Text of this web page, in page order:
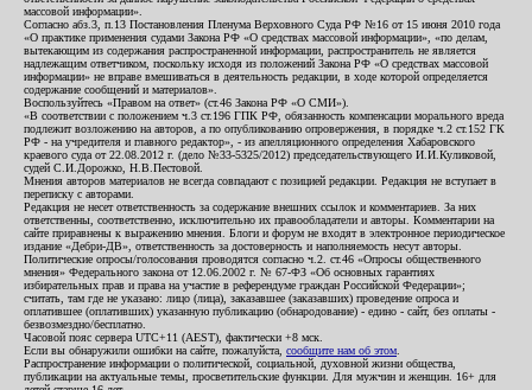
массовой информации».
Согласно абз.3, п.13 Постановления Пленума Верховного Суда РФ №16 от 15 июня 2010 года
«О практике применения судами Закона РФ «О средствах массовой информации», «по делам,
вытекающим из содержания распространенной информации, распространитель не является
надлежащим ответчиком, поскольку исходя из положений Закона РФ «О средствах массовой
информации» не вправе вмешиваться в деятельность редакции, в ходе которой определяется
содержание сообщений и материалов».
Воспользуйтесь «Правом на ответ» (ст.46 Закона РФ «О СМИ»).
«В соответствии с положением ч.3 ст.196 ГПК РФ, обязанность компенсации морального вреда
подлежит возложению на авторов, а по опубликованию опровержения, в порядке ч.2 ст.152 ГК
РФ - на учредителя и главного редактор», - из апелляционного определения Хабаровского
краевого суда от 22.08.2012 г. (дело №33-5325/2012) председательствующего И.И.Куликовой,
судей С.И.Дорожко, Н.В.Пестовой.
Мнения авторов материалов не всегда совпадают с позицией редакции. Редакция не вступает в
переписку с авторами.
Редакция не несет ответственность за содержание внешних ссылок и комментариев. За них
ответственны, соответственно, исключительно их правообладатели и авторы. Комментарии на
сайте приравнены к выражению мнения. Блоги и форум не входят в электронное периодическое
издание «Дебри-ДВ», ответственность за достоверность и наполняемость несут авторы.
Политические опросы/голосования проводятся согласно ч.2. ст.46 «Опросы общественного
мнения» Федерального закона от 12.06.2002 г. № 67-ФЗ «Об основных гарантиях
избирательных прав и права на участие в референдуме граждан Российской Федерации»;
считать, там где не указано: лицо (лица), заказавшее (заказавших) проведение опроса и
оплатившее (оплативших) указанную публикацию (обнародование) - едино - сайт, без оплаты -
безвозмездно/бесплатно.
Часовой пояс сервера UTC+11 (AEST), фактически +8 мск.
Если вы обнаружили ошибки на сайте, пожалуйста, сообщите нам об этом
Распространение информации о политической, социальной, духовной жизни общества,
публикации на актуальные темы, просветительские функции. Для мужчин и женщин. 16+ для